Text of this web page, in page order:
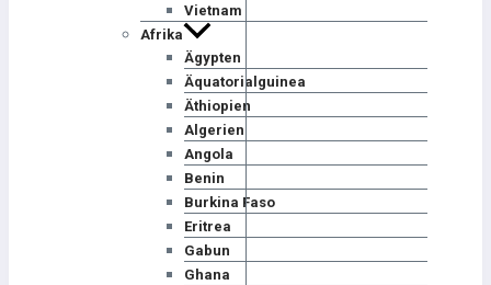
Vietnam
Afrika
Ägypten
Äquatorialguinea
Äthiopien
Algerien
Angola
Benin
Burkina Faso
Eritrea
Gabun
Ghana